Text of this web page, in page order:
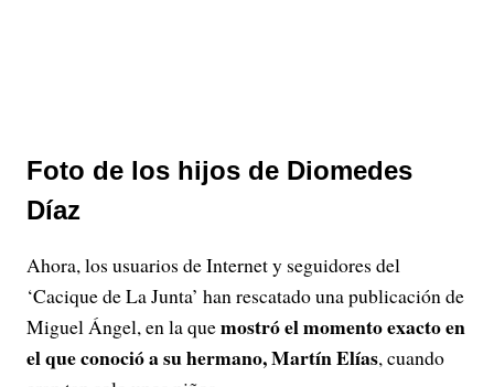
Foto de los hijos de Diomedes
Díaz
Ahora, los usuarios de Internet y seguidores del
‘Cacique de La Junta’ han rescatado una publicación de
Miguel Ángel, en la quemostró el momento exacto en
el que conoció a su hermano, Martín Elías, cuando